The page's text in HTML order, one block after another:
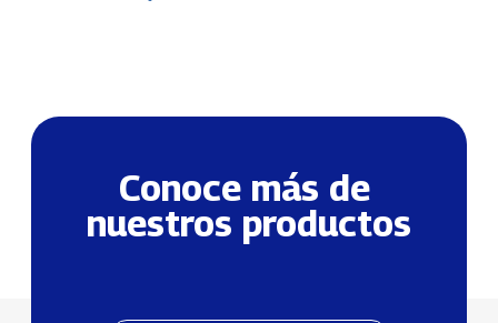
Conoce más de
nuestros productos